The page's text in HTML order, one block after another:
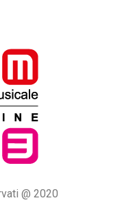
@ 2020